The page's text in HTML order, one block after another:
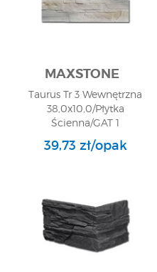
MAXSTONE
Taurus Tr 3 Wewnętrzna
38,0x10,0/Płytka
Ścienna/GAT 1
39,73 zł/opak